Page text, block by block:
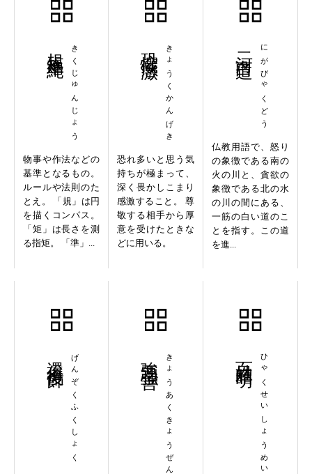
きくじゅんじょう
物事や作法などの
基準となるもの。
ルールや法則のた
とえ。 「規」は円
を描くコンパス。
「矩」は長さを測
る指矩。 「準」...
きょうくかんげき
恐れ多いと思う気
持ちが極まって、
深く畏かしこまり
感激すること。 尊
敬する相手から厚
意を受けたときな
どに用いる。
にがびゃくどう
仏教用語で、怒り
の象徴である南の
火の川と、貪欲の
象徴である北の水
の川の間にある、
一筋の白い道のこ
とを指す。この道
を進...
げんぞくふくしょく きょうあくきょうぜん ひゃくせいしょうめい